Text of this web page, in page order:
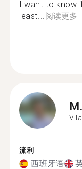
I want to know
least... 阅读更多
M.
流利
西班牙语